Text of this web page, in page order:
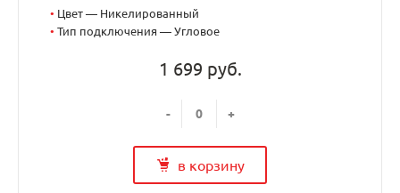
• Цвет — Никелированный
• Тип подключения — Угловое
1 699 руб.
- +
в корзину